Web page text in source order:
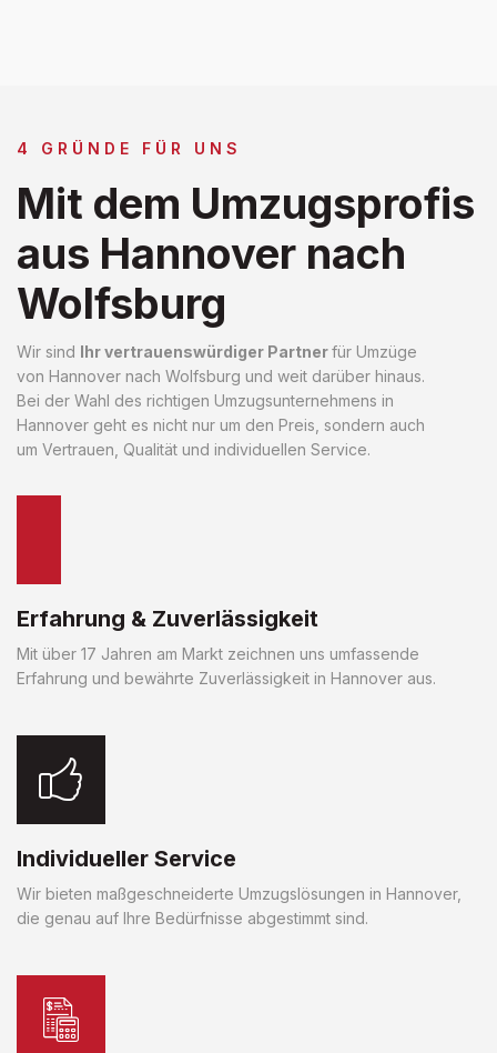
4 GRÜNDE FÜR UNS
Mit dem Umzugsprofis
aus Hannover nach
Wolfsburg
Wir sind Ihr vertrauenswürdiger Partnerfür Umzüge
von Hannover nach Wolfsburg und weit darüber hinaus.
Bei der Wahl des richtigen Umzugsunternehmens in
Hannover geht es nicht nur um den Preis, sondern auch
um Vertrauen, Qualität und individuellen Service.
Erfahrung & Zuverlässigkeit
Mit über 17 Jahren am Markt zeichnen uns umfassende
Erfahrung und bewährte Zuverlässigkeit in Hannover aus.
Individueller Service
Wir bieten maßgeschneiderte Umzugslösungen in Hannover,
die genau auf Ihre Bedürfnisse abgestimmt sind.